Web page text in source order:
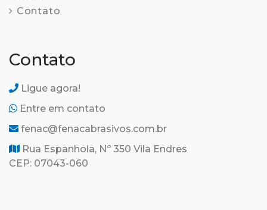
Contato
Contato
Ligue agora!
Entre em contato
fenac@fenacabrasivos.com.br
Rua Espanhola, Nº 350 Vila Endres
CEP: 07043-060